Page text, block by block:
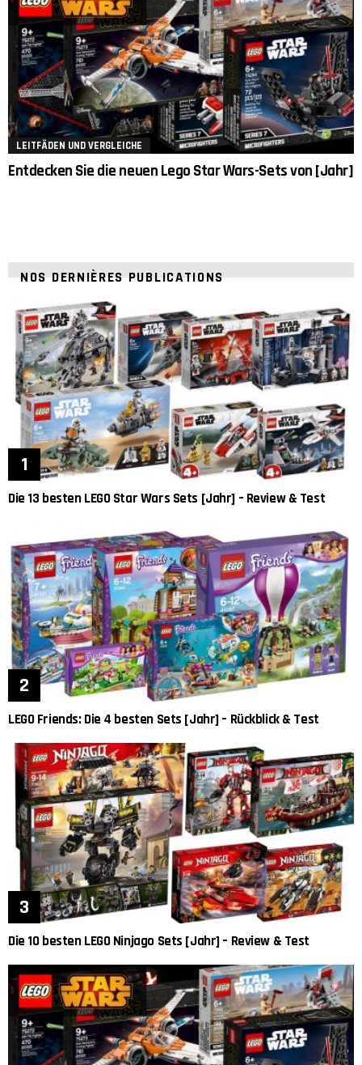
LEITFÄDEN UND VERGLEICHE
Entdecken Sie die neuen Lego Star Wars-Sets von [Jahr]
NOS DERNIÈRES PUBLICATIONS
Die 13 besten LEGO Star Wars Sets [Jahr] – Review & Test
LEGO Friends: Die 4 besten Sets [Jahr] – Rückblick & Test
Die 10 besten LEGO Ninjago Sets [Jahr] – Review & Test